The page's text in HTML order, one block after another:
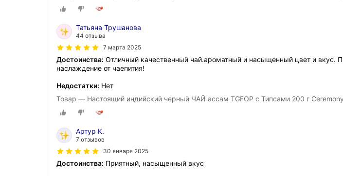
Татьяна Трушанова
44 отзыва
7 марта 2025
Достоинства: Отличный качественный чай.ароматный и насыщенный цвет и вкус.
наслаждение от чаепития!
Недостатки: Нет
Товар — Настоящий индийский черный ЧАЙ ассам TGFOP с Типсами 200 г Ceremony
Артур К.
7 отзывов
30 января 2025
Достоинства: Приятный, насыщенный вкус